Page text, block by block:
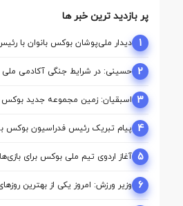
پر بازدید ترین خبر ها
1
دیدار ملی‌پوشان بوکس بانوان با
حمایت از مسیر آماده‌ سازی برای
2 حسینی: در شرایط جنگی آکادمی ملی
مالی واقعا نگاه حمایتی از بوکس دارد
3 اسبقیان: زمین مجموعه جدید بوکس
تأمین شد
4 پیام تبریک رئیس فدراسیون بوکس
5
ملی‌پوش در اردو
6 وزیر ورزش: امروز یکی از بهترین
آکادمی نقطه آغاز تحول بوکس است